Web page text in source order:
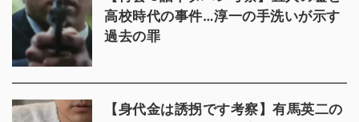
高校時代の事件…淳一の手洗いが示す
過去の罪
【身代金は誘拐です考察】有馬英二の